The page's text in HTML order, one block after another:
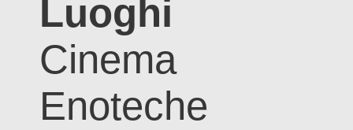
Luoghi
Cinema
Enoteche